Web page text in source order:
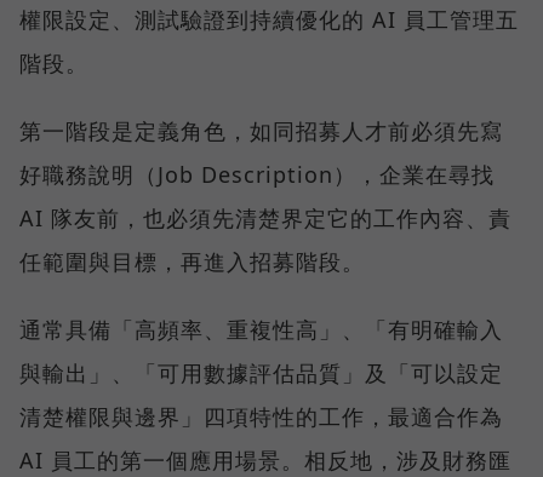
權限設定、測試驗證到持續優化的 AI 員工管理五
階段。
第一階段是定義角色，如同招募人才前必須先寫
好職務說明（Job Description），企業在尋找
AI 隊友前，也必須先清楚界定它的工作內容、責
任範圍與目標，再進入招募階段。
通常具備「高頻率、重複性高」、「有明確輸入
與輸出」、「可用數據評估品質」及「可以設定
清楚權限與邊界」四項特性的工作，最適合作為
AI 員工的第一個應用場景。相反地，涉及財務匯